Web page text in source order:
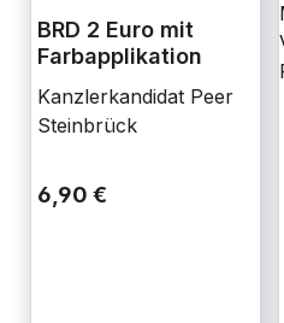
BRD 2 Euro mit
Farbapplikation
Kanzlerkandidat Peer
Steinbrück
6,90 €